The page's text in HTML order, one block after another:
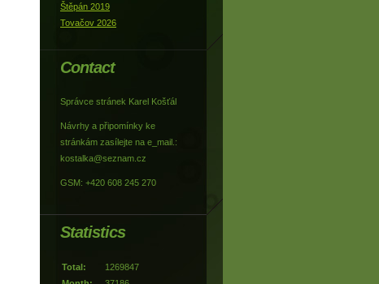
Štěpán 2019
Tovačov 2026
Contact
Správce stránek Karel Košťál
Návrhy a připomínky ke
stránkám zasílejte na e_mail.:
kostalka@seznam.cz
GSM: +420 608 245 270
Statistics
Total:
1269847